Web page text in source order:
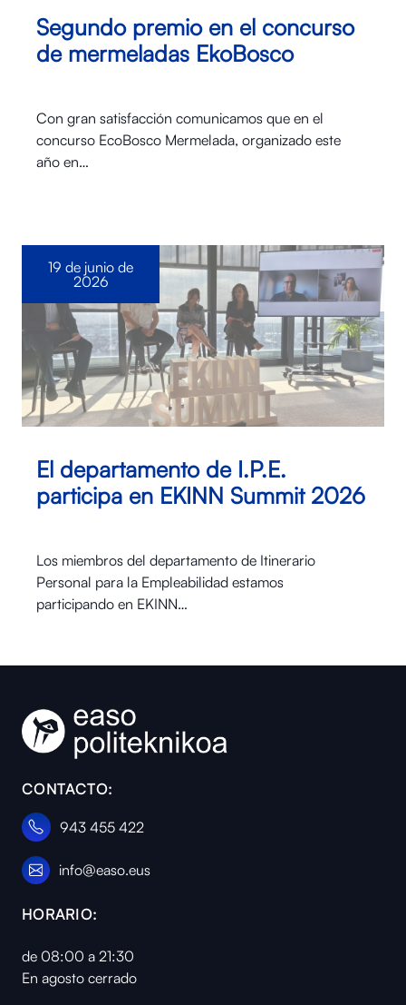
Segundo premio en el concurso
de mermeladas EkoBosco
Con gran satisfacción comunicamos que en el
concurso EcoBosco Mermelada, organizado este
año en…
El departamento de I.P.E.
participa en EKINN Summit 2026
Los miembros del departamento de Itinerario
Personal para la Empleabilidad estamos
participando en EKINN…
19 de junio de
2026
CONTACTO:
943 455 422
info@easo.eus
HORARIO:
de 08:00 a 21:30
En agosto cerrado